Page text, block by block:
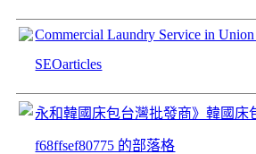
Commercial Laundry Service in
SEOarticles
永和韓國床包台灣批發商》韓國
f68ffsef80775 的部落格